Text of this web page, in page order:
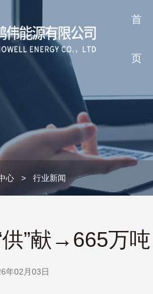
首
页
心 > 行业新闻
”献→665万
年02月03日